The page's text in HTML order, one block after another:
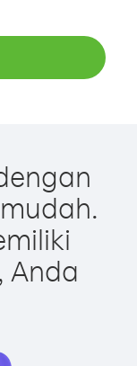
Anda